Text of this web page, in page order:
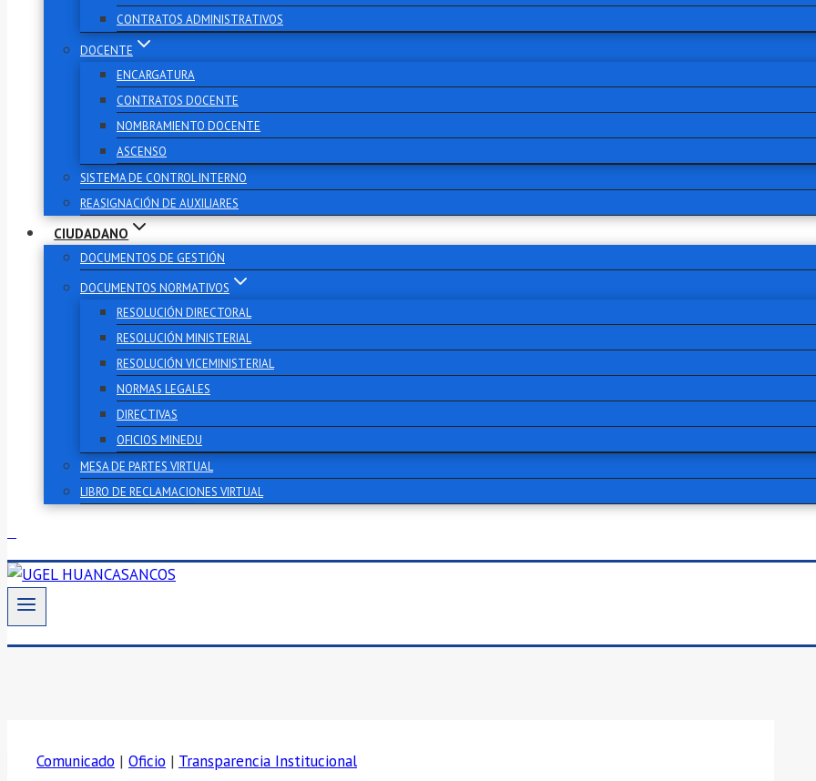
CONTRATOS ADMINISTRATIVOS
DOCENTE
ENCARGATURA
CONTRATOS DOCENTE
NOMBRAMIENTO DOCENTE
ASCENSO
SISTEMA DE CONTROL INTERNO
REASIGNACIÓN DE AUXILIARES
CIUDADANO
DOCUMENTOS DE GESTIÓN
DOCUMENTOS NORMATIVOS
RESOLUCIÓN DIRECTORAL
RESOLUCIÓN MINISTERIAL
RESOLUCIÓN VICEMINISTERIAL
NORMAS LEGALES
DIRECTIVAS
OFICIOS MINEDU
MESA DE PARTES VIRTUAL
LIBRO DE RECLAMACIONES VIRTUAL
Comunicado | Oficio | Transparencia Institucional